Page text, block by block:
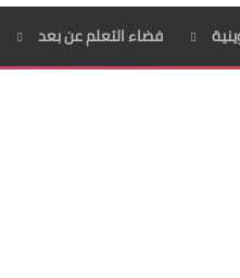
فضاء التعلم عن بعد